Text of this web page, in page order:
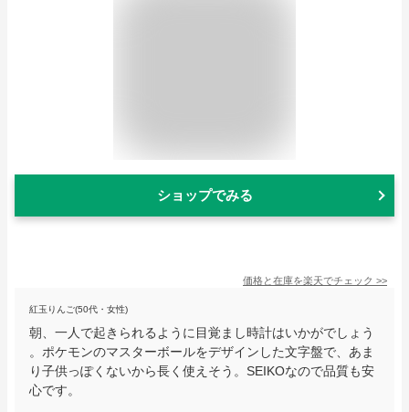
ショップでみる
価格と在庫を楽天でチェック >>
紅玉りんご(50代・女性)
朝、一人で起きられるように目覚まし時計はいかがでしょう
。ポケモンのマスターボールをデザインした文字盤で、あま
り子供っぽくないから長く使えそう。SEIKOなので品質も安
心です。